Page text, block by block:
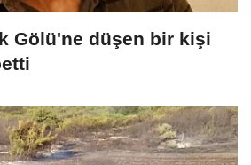
Gölü'ne düşen bir kişi